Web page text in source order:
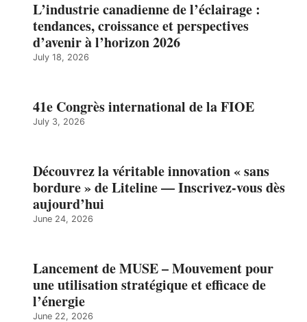
L’industrie canadienne de l’éclairage :
tendances, croissance et perspectives
d’avenir à l’horizon 2026
July 18, 2026
41e Congrès international de la FIOE
July 3, 2026
Découvrez la véritable innovation « sans
bordure » de Liteline — Inscrivez-vous dès
aujourd’hui
June 24, 2026
Lancement de MUSE – Mouvement pour
une utilisation stratégique et efficace de
l’énergie
June 22, 2026